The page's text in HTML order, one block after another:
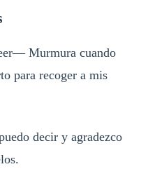
Murmura cuando
para recoger a mis
decir y agradezco